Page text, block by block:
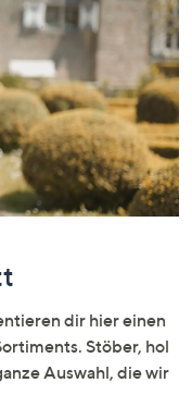
dir hier einen
Stöber, hol
Auswahl, die wir